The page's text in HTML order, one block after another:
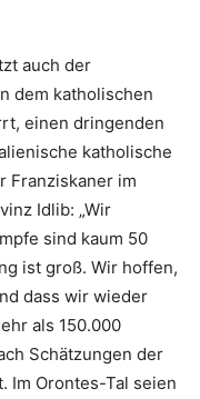
auch der
dem katholischen
einen dringenden
katholische
Franziskaner im
Idlib: „Wir
sind kaum 50
ist groß. Wir hoffen,
dass wir wieder
als 150.000
Schätzungen der
Im Orontes-Tal seien